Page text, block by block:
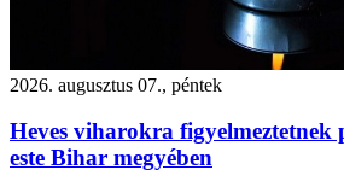
2026. augusztus 07., péntek
Heves viharokra figyelmeztetnek
este Bihar megyében